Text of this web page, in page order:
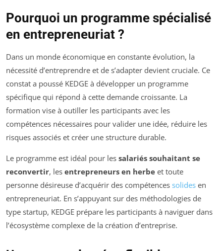
Pourquoi un programme spécialisé
en entrepreneuriat ?
Dans un monde économique en constante évolution, la
nécessité d’entreprendre et de s’adapter devient cruciale. Ce
constat a poussé KEDGE à développer un programme
spécifique qui répond à cette demande croissante. La
formation vise à outiller les participants avec les
compétences nécessaires pour valider une idée, réduire les
risques associés et créer une structure durable.
Le programme est idéal pour les salariés souhaitant se
reconvertir, les entrepreneurs en herbe et toute
personne désireuse d’acquérir des compétences solides en
entrepreneuriat. En s’appuyant sur des méthodologies de
type startup, KEDGE prépare les participants à naviguer dans
l’écosystème complexe de la création d’entreprise.